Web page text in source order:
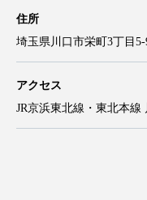
住所
埼玉県川口市栄町3丁目
アクセス
JR京浜東北線・東北本線